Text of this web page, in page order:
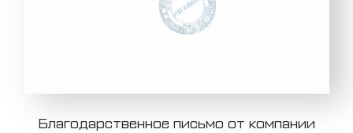
Благодарственное письмо от компании